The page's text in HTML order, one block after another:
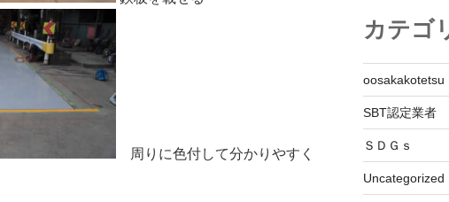
周りに色付して分かりやすく
カテゴ
oosakakotetsu
SBT認定業者
ＳＤＧｓ
Uncategorized